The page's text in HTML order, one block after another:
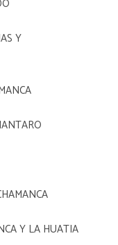
Y
Y LA HUATIA